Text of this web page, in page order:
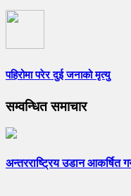
पहिरोमा परेर दुई जनाको मृत्यु
सम्वन्धित समाचार
अन्तरराष्ट्रिय उडान आकर्षित